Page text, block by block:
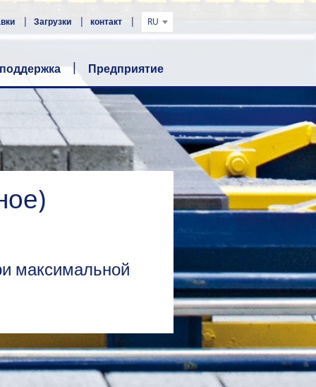
Загрузки контакт RU
Предприятие
максимальной